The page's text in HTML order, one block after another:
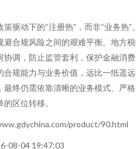
驱动下的“注册热”，而非“业务热”
合规风险之间的艰难平衡。地方
调，防止监管套利，保护金融消
规能力与业务价值，远比一纸遥
终仍需依靠清晰的业务模式、严
区位转移。
product/90.html
08-04 19:47:03